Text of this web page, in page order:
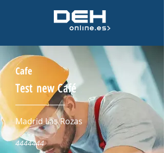
Cafe
Test new Café
Madrid Las Rozas
4444444